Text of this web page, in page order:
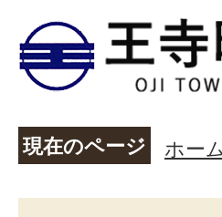
現在のページ ホー